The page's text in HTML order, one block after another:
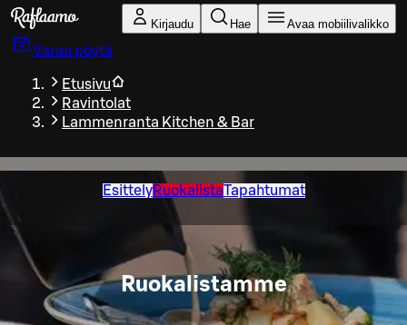
Siirry pääsisältöön
Kirjaudu Hae Avaa mobiilivalikko
Varaa pöytä
Etusivu
Ravintolat
Lammenranta Kitchen & Bar
EsittelyRuokalistaTapahtumat
Ruokalistamme